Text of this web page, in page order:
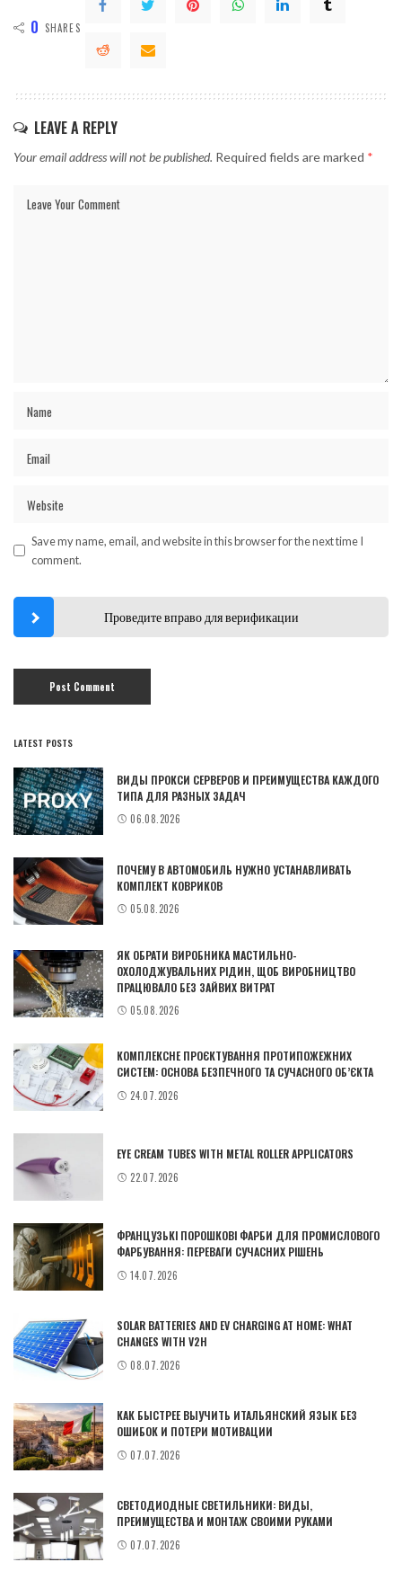
0 SHARES
LEAVE A REPLY
Your email address will not be published. Required fields are marked *
Save my name, email, and website in this browser for the next time I
comment.
Проведите вправо для верификации
LATEST POSTS
ВИДЫ ПРОКСИ СЕРВЕРОВ И ПРЕИМУЩЕСТВА КАЖДОГО
ТИПА ДЛЯ РАЗНЫХ ЗАДАЧ
06.08.2026
ПОЧЕМУ В АВТОМОБИЛЬ НУЖНО УСТАНАВЛИВАТЬ
КОМПЛЕКТ КОВРИКОВ
05.08.2026
ЯК ОБРАТИ ВИРОБНИКА МАСТИЛЬНО-
ОХОЛОДЖУВАЛЬНИХ РІДИН, ЩОБ ВИРОБНИЦТВО
ПРАЦЮВАЛО БЕЗ ЗАЙВИХ ВИТРАТ
05.08.2026
КОМПЛЕКСНЕ ПРОЄКТУВАННЯ ПРОТИПОЖЕЖНИХ
СИСТЕМ: ОСНОВА БЕЗПЕЧНОГО ТА СУЧАСНОГО ОБ’ЄКТА
24.07.2026
EYE CREAM TUBES WITH METAL ROLLER APPLICATORS
22.07.2026
ФРАНЦУЗЬКІ ПОРОШКОВІ ФАРБИ ДЛЯ ПРОМИСЛОВОГО
ФАРБУВАННЯ: ПЕРЕВАГИ СУЧАСНИХ РІШЕНЬ
14.07.2026
SOLAR BATTERIES AND EV CHARGING AT HOME: WHAT
CHANGES WITH V2H
08.07.2026
КАК БЫСТРЕЕ ВЫУЧИТЬ ИТАЛЬЯНСКИЙ ЯЗЫК БЕЗ
ОШИБОК И ПОТЕРИ МОТИВАЦИИ
07.07.2026
СВЕТОДИОДНЫЕ СВЕТИЛЬНИКИ: ВИДЫ,
ПРЕИМУЩЕСТВА И МОНТАЖ СВОИМИ РУКАМИ
07.07.2026